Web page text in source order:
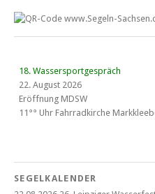
18. Wassersportgespräch
22. August 2026
Eröffnung MDSW
11°° Uhr Fahrrad­kirche
SEGELKALENDER